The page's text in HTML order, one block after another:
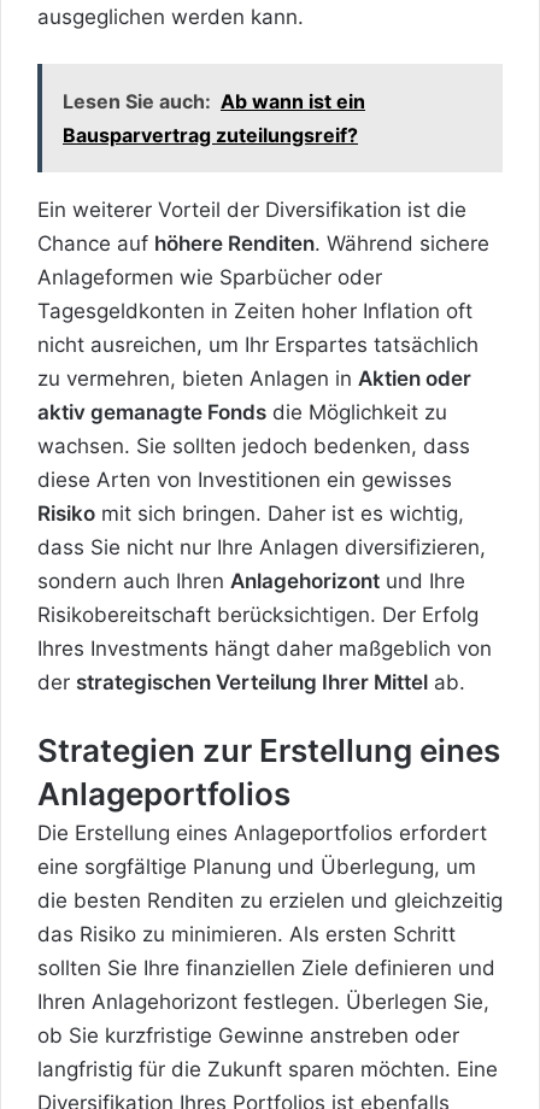
ausgeglichen werden kann.
Lesen Sie auch: Ab wann ist ein
Bausparvertrag zuteilungsreif?
Ein weiterer Vorteil der Diversifikation ist die
Chance auf höhere Renditen. Während sichere
Anlageformen wie Sparbücher oder
Tagesgeldkonten in Zeiten hoher Inflation oft
nicht ausreichen, um Ihr Erspartes tatsächlich
zu vermehren, bieten Anlagen in Aktien oder
aktiv gemanagte Fonds die Möglichkeit zu
wachsen. Sie sollten jedoch bedenken, dass
diese Arten von Investitionen ein gewisses
Risiko mit sich bringen. Daher ist es wichtig,
dass Sie nicht nur Ihre Anlagen diversifizieren,
sondern auch Ihren Anlagehorizont und Ihre
Risikobereitschaft berücksichtigen. Der Erfolg
Ihres Investments hängt daher maßgeblich von
der strategischen Verteilung Ihrer Mittel ab.
Strategien zur Erstellung eines
Anlageportfolios
Die Erstellung eines Anlageportfolios erfordert
eine sorgfältige Planung und Überlegung, um
die besten Renditen zu erzielen und gleichzeitig
das Risiko zu minimieren. Als ersten Schritt
sollten Sie Ihre finanziellen Ziele definieren und
Ihren Anlagehorizont festlegen. Überlegen Sie,
ob Sie kurzfristige Gewinne anstreben oder
langfristig für die Zukunft sparen möchten. Eine
Diversifikation Ihres Portfolios ist ebenfalls